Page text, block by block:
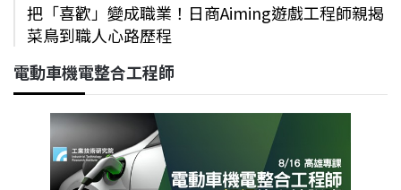
把「喜歡」變成職業！日商Aiming遊戲工程師親揭
菜鳥到職人心路歷程
電動車機電整合工程師